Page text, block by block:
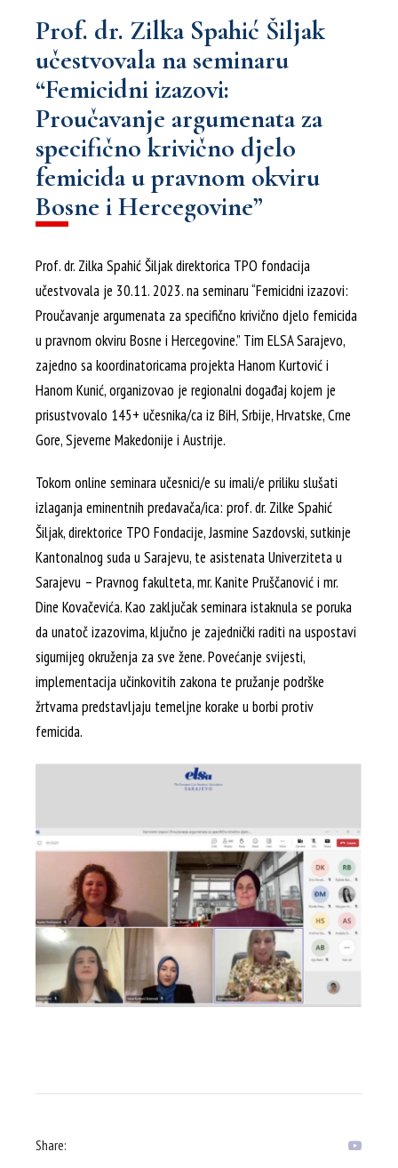
Prof. dr. Zilka Spahić Šiljak
učestvovala na seminaru
“Femicidni izazovi:
Proučavanje argumenata za
specifično krivično djelo
femicida u pravnom okviru
Bosne i Hercegovine”
Prof. dr. Zilka Spahić Šiljak direktorica TPO fondacija
učestvovala je 30.11. 2023. na seminaru “Femicidni izazovi:
Proučavanje argumenata za specifično krivično djelo femicida
u pravnom okviru Bosne i Hercegovine.” Tim ELSA Sarajevo,
zajedno sa koordinatoricama projekta Hanom Kurtović i
Hanom Kunić, organizovao je regionalni događaj kojem je
prisustvovalo 145+ učesnika/ca iz BiH, Srbije, Hrvatske, Crne
Gore, Sjeverne Makedonije i Austrije.
Tokom online seminara učesnici/e su imali/e priliku slušati
izlaganja eminentnih predavača/ica: prof. dr. Zilke Spahić
Šiljak, direktorice TPO Fondacije, Jasmine Sazdovski, sutkinje
Kantonalnog suda u Sarajevu, te asistenata Univerziteta u
Sarajevu – Pravnog fakulteta, mr. Kanite Pruščanović i mr.
Dine Kovačevića. Kao zaključak seminara istaknula se poruka
da unatoč izazovima, ključno je zajednički raditi na uspostavi
sigurnijeg okruženja za sve žene. Povećanje svijesti,
implementacija učinkovitih zakona te pružanje podrške
žrtvama predstavljaju temeljne korake u borbi protiv
femicida.
Share: